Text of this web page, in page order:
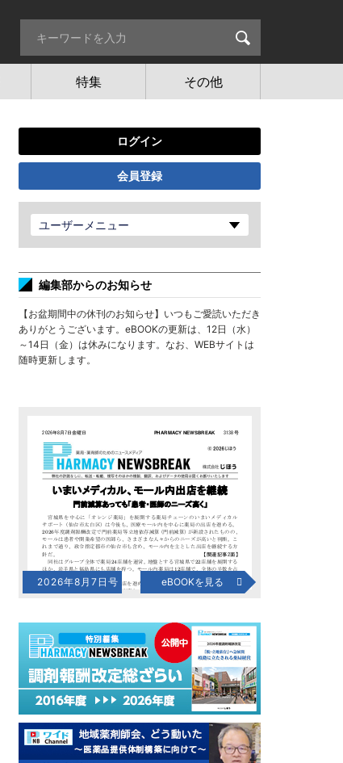
特集 その他
ログイン
会員登録
ユーザーメニュー
編集部からのお知らせ
【お盆期間中の休刊のお知らせ】いつもご愛読いただき
ありがとうございます。eBOOKの更新は、12日（水）
～14日（金）は休みになります。なお、WEBサイトは
随時更新します。
2026年8月7日号 eBOOKを見る